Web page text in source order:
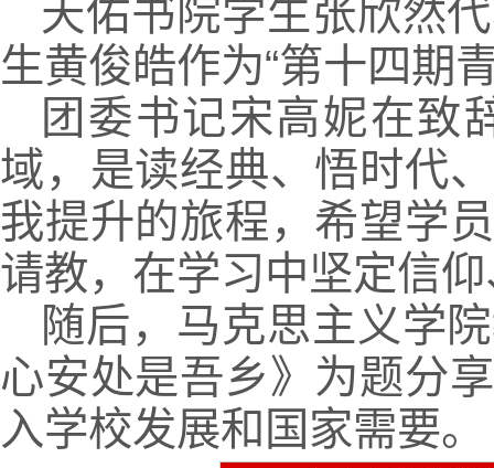
天佑书院学生张欣然
生黄俊皓作为“第十四期
团委书记宋高妮在致
域，是读经典、悟时代
我提升的旅程，希望学
请教，在学习中坚定信
随后，马克思主义学
心安处是吾乡》为题分
入学校发展和国家需要。